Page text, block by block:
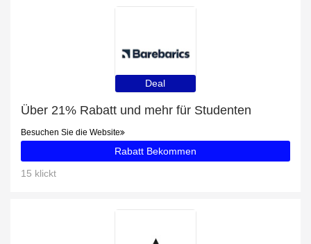
Deal
Über 21% Rabatt und mehr für Studenten
Besuchen Sie die Website
Rabatt Bekommen
15 klickt